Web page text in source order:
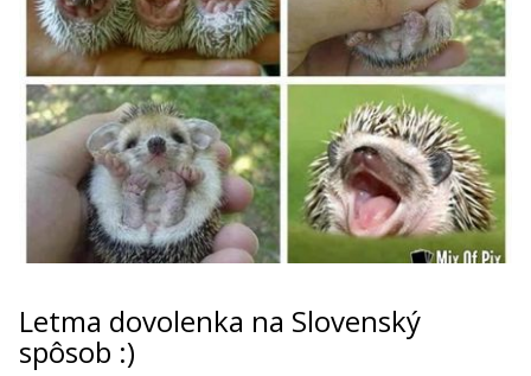
Letma dovolenka na Slovenský
spôsob :)